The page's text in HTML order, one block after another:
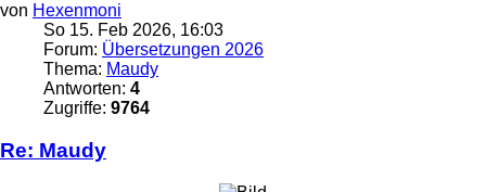
von Hexenmoni
So 15. Feb 2026, 16:03
Forum: Übersetzungen 2026
Thema: Maudy
Antworten: 4
Zugriffe: 9764
Re: Maudy